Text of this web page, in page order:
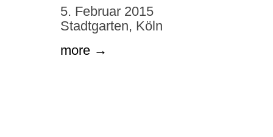
5. Februar 2015
Stadtgarten, Köln
more →